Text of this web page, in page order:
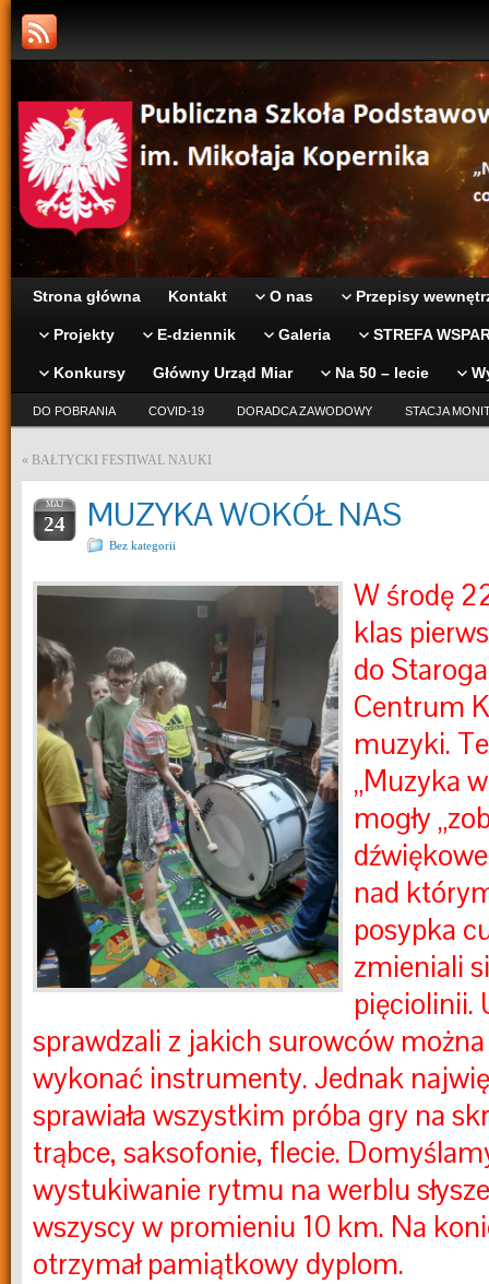
Strona główna Kontakt O nas Przepisy
Projekty E-dziennik Galeria STREFA
Konkursy Główny Urząd Miar Na 50 – lecie
DO POBRANIA COVID-19 DORADCA ZAWODOWY STACJA
« BAŁTYCKI FESTIWAL NAUKI
MAJ
24 MUZYKA WOKÓŁ NAS
Bez kategorii
W środę
klas
do
Centrum
muzyki.
„Muzyka
mogły
nad
posypka
zmieniali
pięciolinii.
sprawdzali z jakich surowców
wykonać instrumenty. Jednak
sprawiała wszystkim próba gry na
trąbce, saksofonie, flecie.
wystukiwanie rytmu na werblu
wszyscy w promieniu 10 km. Na
otrzymał pamiątkowy dyplom.